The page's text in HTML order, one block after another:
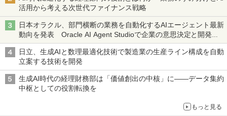
活用から考える次世代ファイナンス戦略
日本オラクル、部門横断の業務を自動化するAIエージェント最新
動向を発表 Oracle AI Agent Studioで企業の意思決定と開発を
加速
日立、生成AIと数理最適化技術で製造業の生産ライン構成を自動
立案する技術を開発
生成AI時代の経理財務部は「価値創出の中核」に――データ集約
中枢としての役割転換を
もっと見る